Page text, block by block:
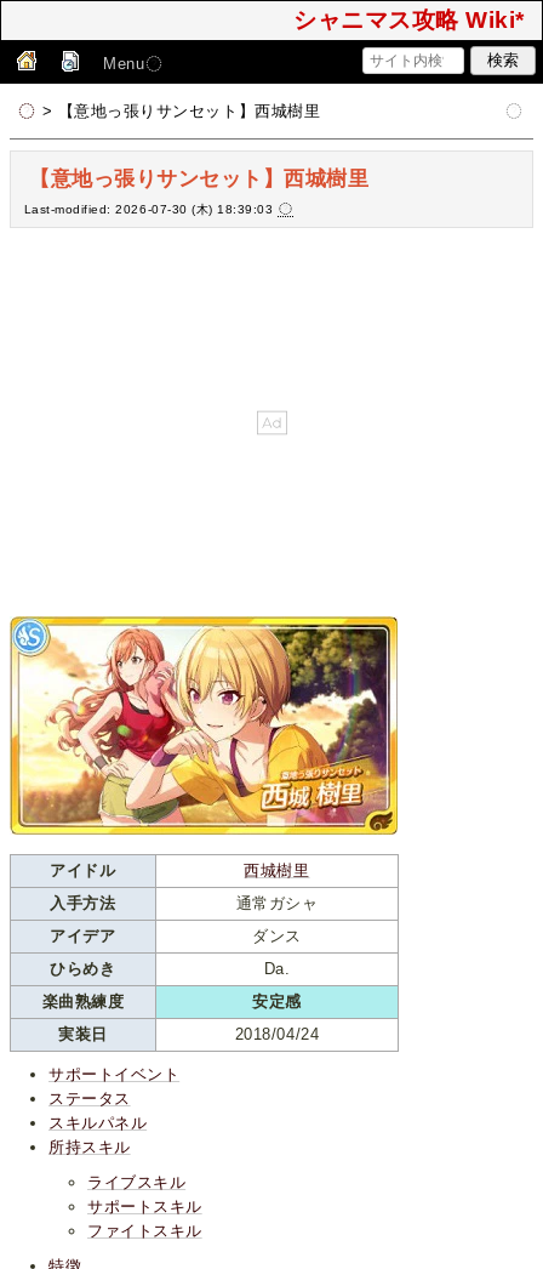
シャニマス攻略 Wiki*
Menu
> 【意地っ張りサンセット】西城樹里
【意地っ張りサンセット】西城樹里
Last-modified: 2026-07-30 (木) 18:39:03
アイドル
西城樹里
入手方法
通常ガシャ
アイデア
ダンス
ひらめき
Da.
楽曲熟練度
安定感
実装日
2018/04/24
サポートイベント
ステータス
スキルパネル
所持スキル
ライブスキル
サポートスキル
ファイトスキル